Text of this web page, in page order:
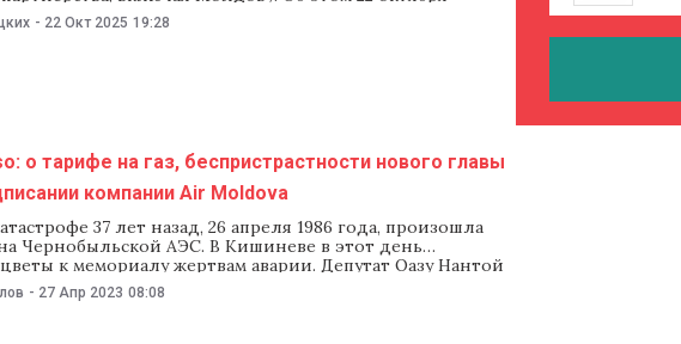
от Румынии Зигфрид Мурешан, один из
инициативы.По словам Мурешана, увеличение
- 22 Окт 2025 19:28
о тарифе на газ, беспристрастности нового главы
компании Air Moldova
37 лет назад, 26 апреля 1986 года, произошла
Чернобыльской АЭС. В Кишиневе в этот день
к мемориалу жертвам аварии. Депутат Оазу Нантой
печально, что советские власти наложили цензуру на
в свидетельствах о смерти. И мы теперь знаем, что
- 27 Апр 2023 08:08